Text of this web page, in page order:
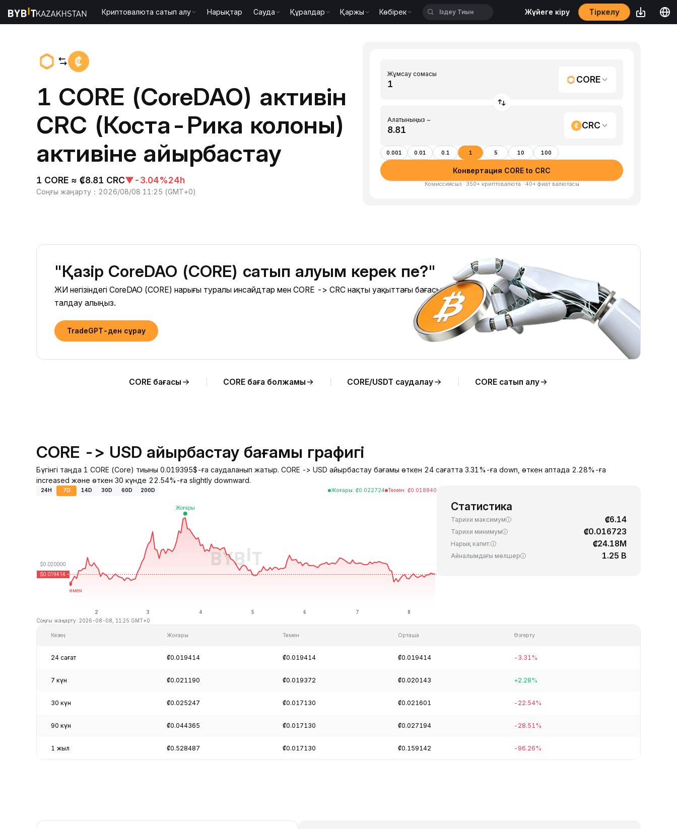
Криптовалюта сатып алу Нарықтар Сауда Құралдар Қаржы Көбірек Жүйеге кіру Тіркелу
1 CORE (CoreDAO) активін
CRC (Коста-Рика колоны)
активіне айырбастау
1 CORE ≈ ₡8.81 CRC▼-3.04%24h
Соңғы жаңарту ： 2026/08/08 11:25 (GMT+0)
Жұмсау сомасы
CORE
Алатыныңыз ~
CRC
0.001 0.01 0.1 1 5 10 100
Конвертация CORE to CRC
Комиссиясыз · 350+ криптовалюта · 40+ фиат валютасы
"Қазір CoreDAO (CORE) сатып алуым керек пе?"
ЖИ негізіндегі CoreDAO (CORE) нарығы туралы инсайдтар мен CORE -> CRC нақты уақыттағы бағасына
талдау алыңыз.
TradeGPT-ден сұрау
CORE бағасы CORE баға болжамы CORE/USDT саудалау CORE сатып алу
CORE -> USD айырбастау бағамы графигі
Бүгінгі таңда 1 CORE (Core) тиыны 0.019395$-ға саудаланып жатыр. CORE -> USD айырбастау бағамы өткен 24 сағатта 3.31%-ға down, өткен аптада 2.28%-ға
increased және өткен 30 күнде 22.54%-ға slightly downward.
24H 7D 14D 30D 60D 200D Жоғары: ₡0.022724 Төмен: ₡0.018840
Соңғы жаңарту: 2026-08-08, 11:25 GMT+0
Статистика
Тарихи максимум ₡6.14
Тарихи минимум ₡0.016723
Нарық капит. ₡24.18M
Айналымдағы мөлшер 1.25 B
Кезең Жоғары Төмен Орташа Өзгерту
24 сағат ₡0.019414 ₡0.019414 ₡0.019414 -3.31%
7 күн ₡0.021190 ₡0.019372 ₡0.020143 +2.28%
30 күн ₡0.025247 ₡0.017130 ₡0.021601 -22.54%
90 күн ₡0.044365 ₡0.017130 ₡0.027194 -28.51%
1 жыл ₡0.528487 ₡0.017130 ₡0.159142 -96.26%